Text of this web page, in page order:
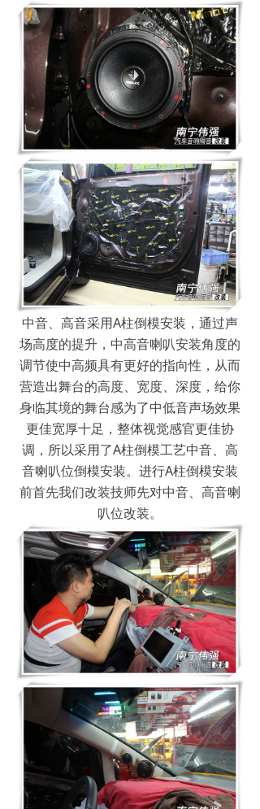
中音、高音采用A柱倒模安装，通过声
场高度的提升，中高音喇叭安装角度的
调节使中高频具有更好的指向性，从而
营造出舞台的高度、宽度、深度，给你
身临其境的舞台感为了中低音声场效果
更佳宽厚十足，整体视觉感官更佳协
调，所以采用了A柱倒模工艺中音、高
音喇叭位倒模安装。进行A柱倒模安装
前首先我们改装技师先对中音、高音喇
叭位改装。